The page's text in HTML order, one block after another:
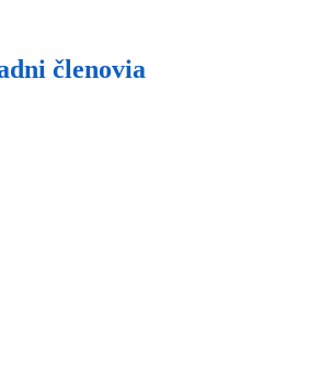
členovia